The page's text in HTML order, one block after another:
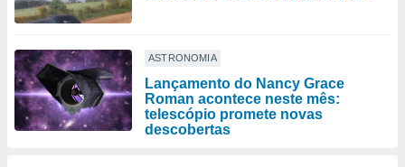
ASTRONOMIA
Lançamento do Nancy Grace
Roman acontece neste mês:
telescópio promete novas
descobertas